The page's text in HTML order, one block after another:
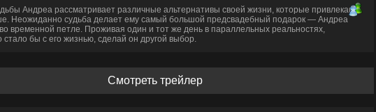
Андреа рассматривает различные альтернативы своей жизни, которые привлекают
Неожиданно судьба делает ему самый большой предсвадебный подарок — Андреа
временной петле. Проживая один и тот же день в параллельных реальностях,
стало бы с его жизнью, сделай он другой выбор.
Смотреть трейлер